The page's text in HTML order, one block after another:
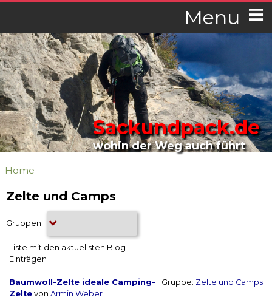
Menu
Sackundpack.de
wohin der Weg auch führt
Home
Zelte und Camps
Gruppen:
Liste mit den aktuellsten Blog-
Einträgen
Baumwoll-Zelte ideale Camping-
Zelte von Armin Weber
Gruppe: Zelte und Camps